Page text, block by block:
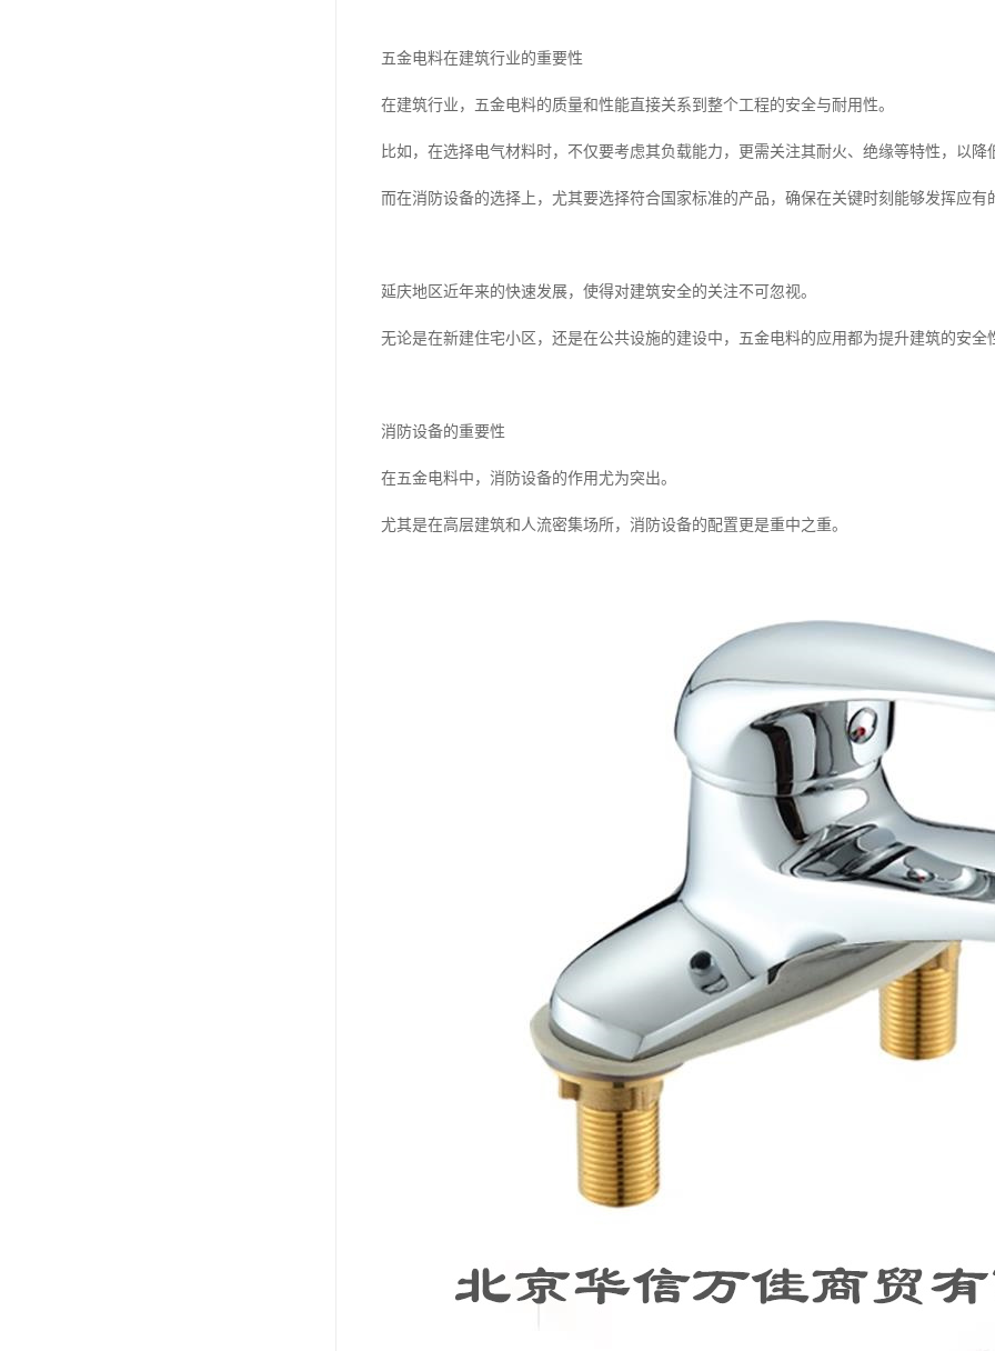
五金电料在建筑行业的重要性
在建筑行业，五金电料的质量和性能直接关系到整个工程的安全与耐用性。
比如，在选择电气材料时，不仅要考虑其负载能力，更需关注其耐火、绝缘等特性，以降
而在消防设备的选择上，尤其要选择符合国家标准的产品，确保在关键时刻能够发挥应有
延庆地区近年来的快速发展，使得对建筑安全的关注不可忽视。
无论是在新建住宅小区，还是在公共设施的建设中，五金电料的应用都为提升建筑的安全
消防设备的重要性
在五金电料中，消防设备的作用尤为突出。
尤其是在高层建筑和人流密集场所，消防设备的配置更是重中之重。